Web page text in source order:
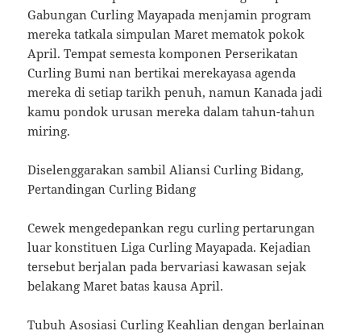
Gabungan Curling Mayapada menjamin program
mereka tatkala simpulan Maret mematok pokok
April. Tempat semesta komponen Perserikatan
Curling Bumi nan bertikai merekayasa agenda
mereka di setiap tarikh penuh, namun Kanada jadi
kamu pondok urusan mereka dalam tahun-tahun
miring.
Diselenggarakan sambil Aliansi Curling Bidang,
Pertandingan Curling Bidang
Cewek mengedepankan regu curling pertarungan
luar konstituen Liga Curling Mayapada. Kejadian
tersebut berjalan pada bervariasi kawasan sejak
belakang Maret batas kausa April.
Tubuh Asosiasi Curling Keahlian dengan berlainan